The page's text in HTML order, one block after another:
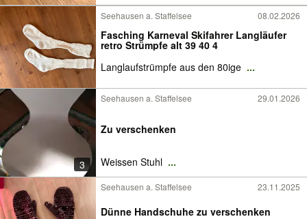
Seehausen a. Staffelsee 08.02.2026
Fasching Karneval Skifahrer Langläufer
retro Strümpfe alt 39 40 4
Langlaufstrümpfe aus den 80ige ...
3
Seehausen a. Staffelsee 29.01.2026
Zu verschenken
Weissen Stuhl ...
Seehausen a. Staffelsee 23.11.2025
Dünne Handschuhe zu verschenken